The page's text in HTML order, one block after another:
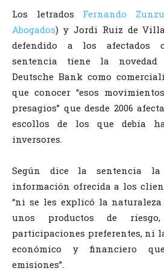
Los letrados Fernando
Abogados) y Jordi Ruiz de
defendido a los afectados
sentencia tiene la novedad
Deutsche Bank como
que conocer “esos
presagios” que desde 2006
escollos de los que debía
inversores.
Según dice la sentencia
información ofrecida a los
“ni se les explicó la
unos productos de
participaciones preferentes, ni
económico y financiero
emisiones”.